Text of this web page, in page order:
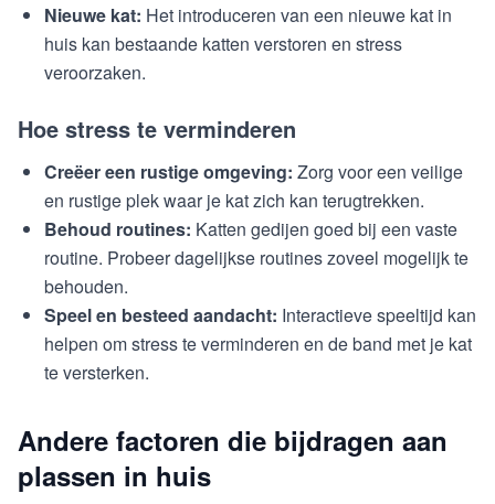
Nieuwe kat: Het introduceren van een nieuwe kat in
huis kan bestaande katten verstoren en stress
veroorzaken.
Hoe stress te verminderen
Creëer een rustige omgeving: Zorg voor een veilige
en rustige plek waar je kat zich kan terugtrekken.
Behoud routines: Katten gedijen goed bij een vaste
routine. Probeer dagelijkse routines zoveel mogelijk te
behouden.
Speel en besteed aandacht: Interactieve speeltijd kan
helpen om stress te verminderen en de band met je kat
te versterken.
Andere factoren die bijdragen aan
plassen in huis